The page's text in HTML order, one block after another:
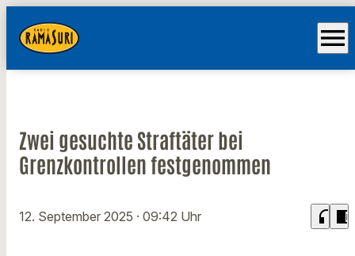
menu
Zwei gesuchte Straftäter bei
Grenzkontrollen festgenommen
12. September 2025 · 09:42 Uhr headphones chrome_reader_mode